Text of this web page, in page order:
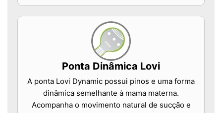
Ponta Dinâmica Lovi
A ponta Lovi Dynamic possui pinos e uma forma
dinâmica semelhante à mama materna.
Acompanha o movimento natural de sucção e